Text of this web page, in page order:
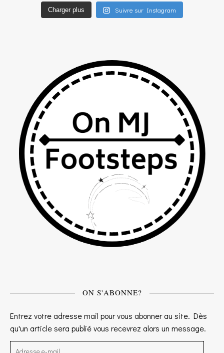
Charger plus Suivre sur Instagram
ON S'ABONNE?
Entrez votre adresse mail pour vous abonner au site. Dès
qu'un article sera publié vous recevrez alors un message.
Adresse e-mail